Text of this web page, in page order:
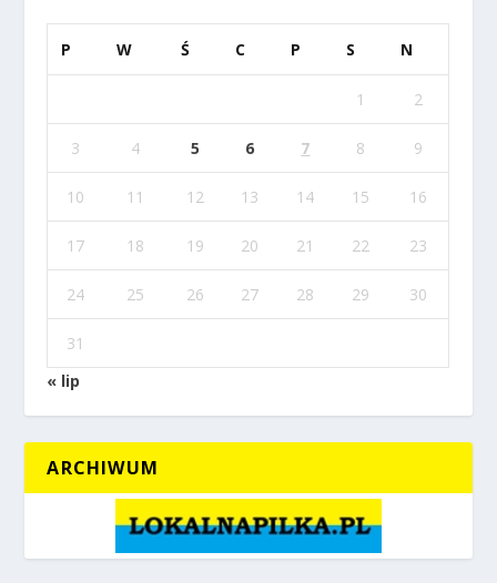
P W Ś C P S N
1 2
3 4 5 6 7 8 9
10 11 12 13 14 15 16
17 18 19 20 21 22 23
24 25 26 27 28 29 30
31
« lip
ARCHIWUM